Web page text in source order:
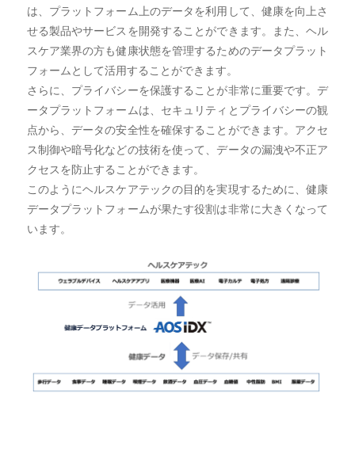
は、プラットフォーム上のデータを利用して、健康を向上さ
せる製品やサービスを開発することができます。また、ヘル
スケア業界の方も健康状態を管理するためのデータプラット
フォームとして活用することができます。
さらに、プライバシーを保護することが非常に重要です。デ
ータプラットフォームは、セキュリティとプライバシーの観
点から、データの安全性を確保することができます。アクセ
ス制御や暗号化などの技術を使って、データの漏洩や不正ア
クセスを防止することができます。
このようにヘルスケアテックの目的を実現するために、健康
データプラットフォームが果たす役割は非常に大きくなって
います。